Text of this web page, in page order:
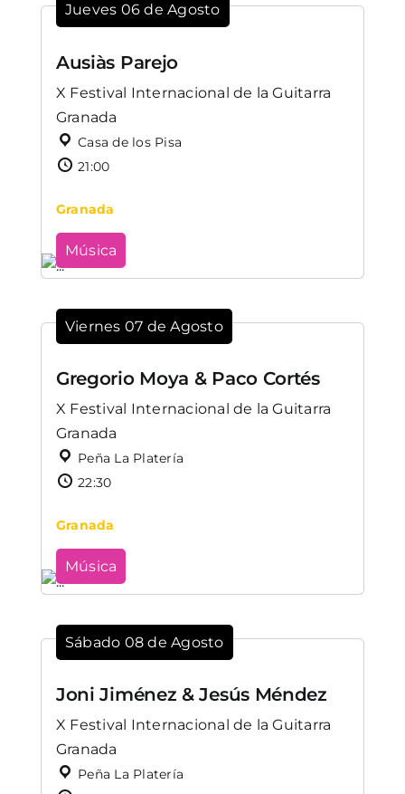
Jueves 06 de Agosto
Ausiàs Parejo
X Festival Internacional de la Guitarra
Granada
Casa de los Pisa
21:00
Granada
Música
Viernes 07 de Agosto
Gregorio Moya & Paco Cortés
X Festival Internacional de la Guitarra
Granada
Peña La Platería
22:30
Granada
Música
Sábado 08 de Agosto
Joni Jiménez & Jesús Méndez
X Festival Internacional de la Guitarra
Granada
Peña La Platería